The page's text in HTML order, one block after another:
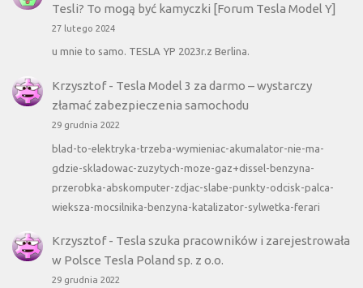
Tesli? To mogą być kamyczki [Forum Tesla Model Y]
27 lutego 2024
u mnie to samo. TESLA YP 2023r.z Berlina.
Krzysztof- Tesla Model 3 za darmo – wystarczy
złamać zabezpieczenia samochodu
29 grudnia 2022
blad-to-elektryka-trzeba-wymieniac-akumalator-nie-ma-
gdzie-skladowac-zuzytych-moze-gaz+dissel-benzyna-
przerobka-abskomputer-zdjac-slabe-punkty-odcisk-palca-
wieksza-mocsilnika-benzyna-katalizator-sylwetka-ferari
Krzysztof- Tesla szuka pracowników i zarejestrowała
w Polsce Tesla Poland sp. z o.o.
29 grudnia 2022